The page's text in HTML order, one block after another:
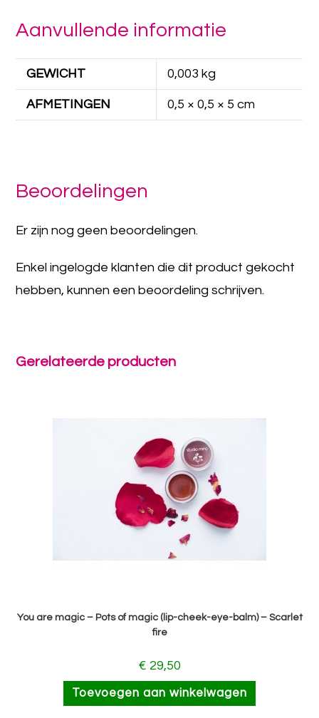
Aanvullende informatie
GEWICHT 0,003 kg
AFMETINGEN 0,5 × 0,5 × 5 cm
Beoordelingen
Er zijn nog geen beoordelingen.
Enkel ingelogde klanten die dit product gekocht
hebben, kunnen een beoordeling schrijven.
Gerelateerde producten
You are magic – Pots of magic (lip-cheek-eye-balm) – Scarlet
fire
€ 29,50
Toevoegen aan winkelwagen